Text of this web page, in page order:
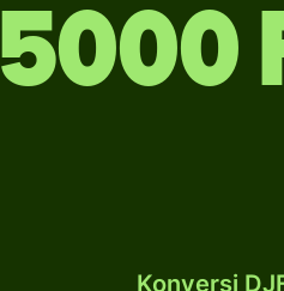
5000
Konversi